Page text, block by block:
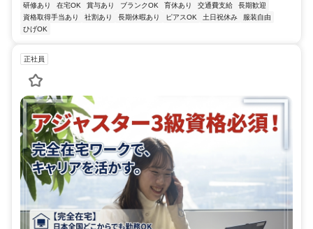
研修あり
在宅OK 賞与あり ブランクOK 育休あり 交通費支給
長期歓迎
資格取得手当あり
社割あり 長期休暇あり ピアスOK 土日祝休み
服装自由
ひげOK
正社員